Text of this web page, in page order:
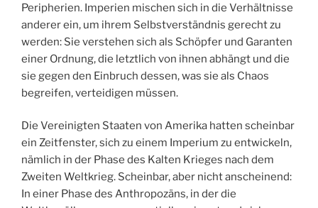
Peripherien. Imperien mischen sich in die Verhältnisse
anderer ein, um ihrem Selbstverständnis gerecht zu
werden: Sie verstehen sich als Schöpfer und Garanten
einer Ordnung, die letztlich von ihnen abhängt und die
sie gegen den Einbruch dessen, was sie als Chaos
begreifen, verteidigen müssen.
Die Vereinigten Staaten von Amerika hatten scheinbar
ein Zeitfenster, sich zu einem Imperium zu entwickeln,
nämlich in der Phase des Kalten Krieges nach dem
Zweiten Weltkrieg. Scheinbar, aber nicht anscheinend:
In einer Phase des Anthropozäns, in der die